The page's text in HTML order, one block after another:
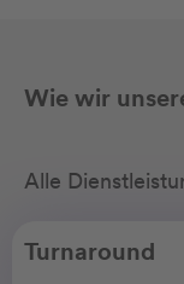
Wie wir
Alle
Turnaround